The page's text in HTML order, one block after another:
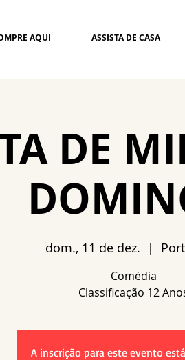
AQUI ASSISTA DE CASA
DE
dom., 11 de dez.
  |
Comédia
A inscrição para este evento